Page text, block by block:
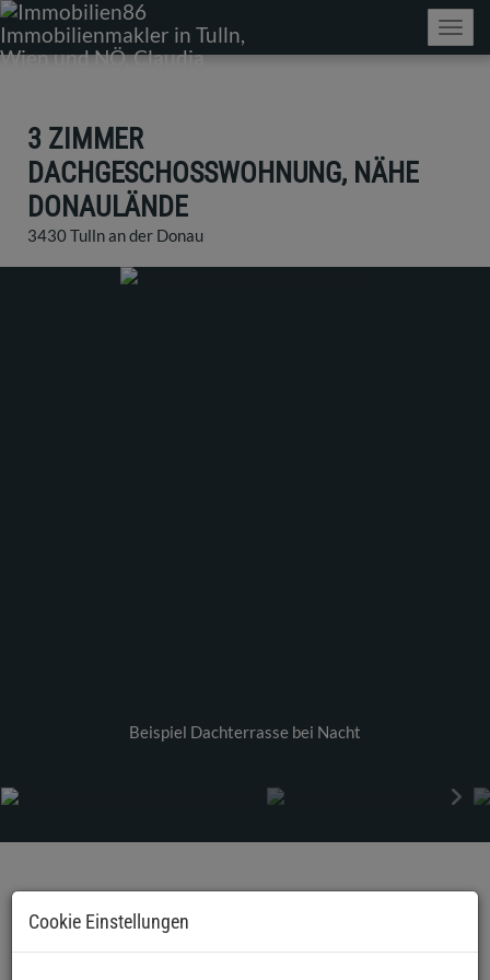
3 ZIMMER
DACHGESCHOSSWOHNUNG, NÄHE
DONAULÄNDE
3430 Tulln an der Donau
Beispiel Dachterrasse bei Nacht
BESCHREIBUNG
Modernes Wohnen in Tulln – Eigentumswohnungen mit
Cookie Einstellungen